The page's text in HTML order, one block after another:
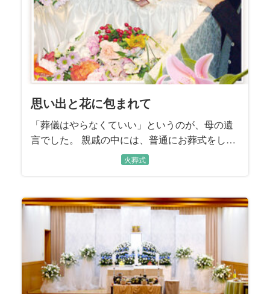
思い出と花に包まれて
「葬儀はやらなくていい」というのが、母の遺
言でした。 親戚の中には、普通にお葬式をした
ほうがいい、と言う方もいましたが、話し合い
の結果、母の遺言どおりにすることにしまし
火葬式